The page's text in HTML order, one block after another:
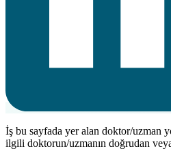
İş bu sayfada yer alan doktor/uzman
ilgili doktorun/uzmanın doğrudan